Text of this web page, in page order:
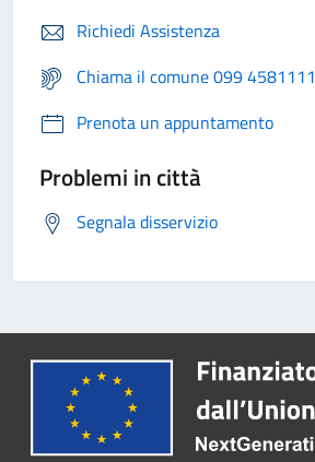
Richiedi Assistenza
Chiama il comune 099 4581111
Prenota un appuntamento
Problemi in città
Segnala disservizio